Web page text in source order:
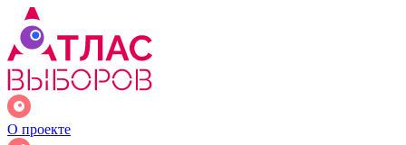
О проекте